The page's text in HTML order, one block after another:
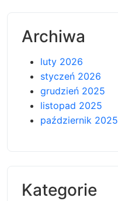
Archiwa
luty 2026
styczeń 2026
grudzień 2025
listopad 2025
październik 2025
Kategorie